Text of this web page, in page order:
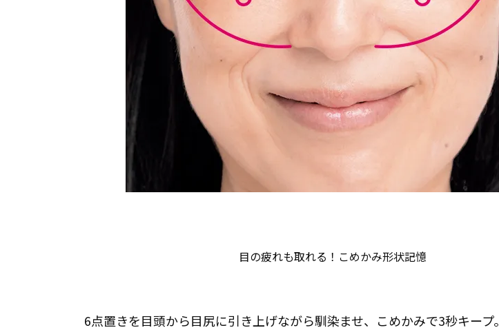
目の疲れも取れる！こめかみ形状記憶
6点置きを目頭から目尻に引き上げながら馴染ませ、こめかみで3秒キープ。